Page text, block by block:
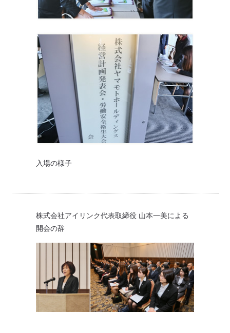
入場の様子
株式会社アイリンク代表取締役 山本一美による
開会の辞